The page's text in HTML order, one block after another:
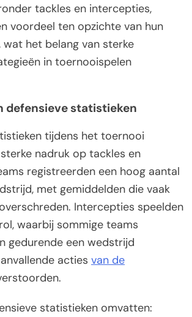
tackles en intercepties,
voordeel ten opzichte van hun
het belang van sterke
in toernooispelen
defensieve statistieken
tijdens het toernooi
nadruk op tackles en
registreerden een hoog aantal
met gemiddelden die vaak
Intercepties speelden
waarbij sommige teams
gedurende een wedstrijd
acties van de
statistieken omvatten: